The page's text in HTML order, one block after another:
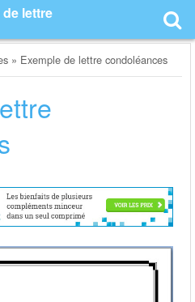
lettre
» Exemple de lettre condoléances